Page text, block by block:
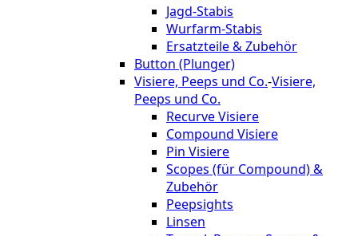
Jagd-Stabis
Wurfarm-Stabis
Ersatzteile & Zubehör
Button (Plunger)
Visiere, Peeps und Co.-Visiere,
Peeps und Co.
Recurve Visiere
Compound Visiere
Pin Visiere
Scopes (für Compound) &
Zubehör
Peepsights
Linsen